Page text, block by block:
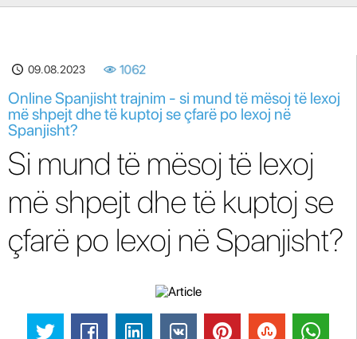
09.08.2023 1062
Online Spanjisht trajnim - si mund të mësoj të lexoj
më shpejt dhe të kuptoj se çfarë po lexoj në
Spanjisht?
Si mund të mësoj të lexoj
më shpejt dhe të kuptoj se
çfarë po lexoj në Spanjisht?